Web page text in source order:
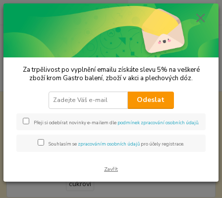
Menu
Hledat
ks
za 0,00 Kč
Plechové dózy - kořenky Dóza na cukroví
Dóza na cukroví
Za trpělivost po vyplnění emailu získáte slevu 5% na veškeré
zboží krom Gastro balení, zboží v akci a plechových dóz.
Odeslat
Přeji si odebírat novinky e-mailem dle podmínek zpracování osobních údajů
Souhlasím se zpracováním osobních údajů pro účely registrace.
Zavřít